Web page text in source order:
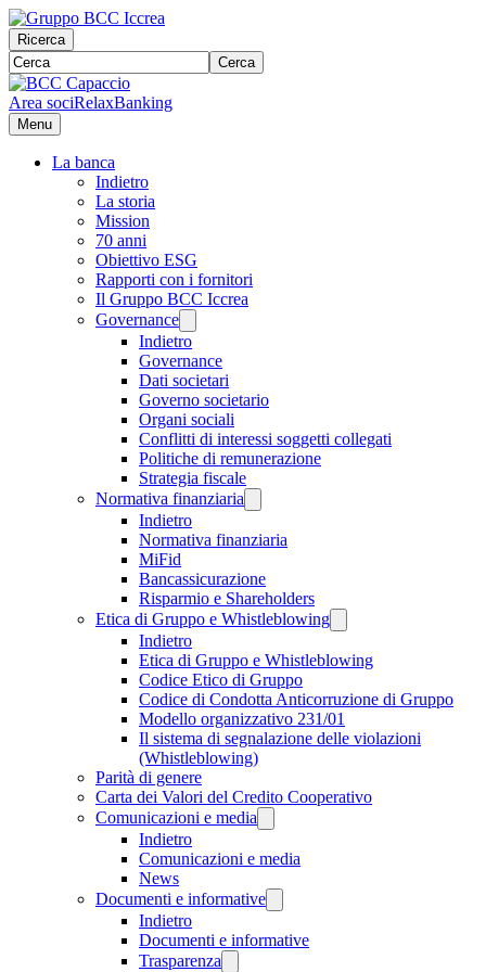
Ricerca
Cerca
Area sociRelaxBanking
Menu
La banca
Indietro
La storia
Mission
70 anni
Obiettivo ESG
Rapporti con i fornitori
Il Gruppo BCC Iccrea
Governance
Indietro
Governance
Dati societari
Governo societario
Organi sociali
Conflitti di interessi soggetti collegati
Politiche di remunerazione
Strategia fiscale
Normativa finanziaria
Indietro
Normativa finanziaria
MiFid
Bancassicurazione
Risparmio e Shareholders
Etica di Gruppo e Whistleblowing
Indietro
Etica di Gruppo e Whistleblowing
Codice Etico di Gruppo
Codice di Condotta Anticorruzione di Gruppo
Modello organizzativo 231/01
Il sistema di segnalazione delle violazioni
(Whistleblowing)
Parità di genere
Carta dei Valori del Credito Cooperativo
Comunicazioni e media
Indietro
Comunicazioni e media
News
Documenti e informative
Indietro
Documenti e informative
Trasparenza